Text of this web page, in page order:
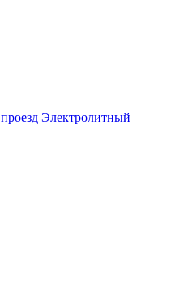
проезд Электролитный